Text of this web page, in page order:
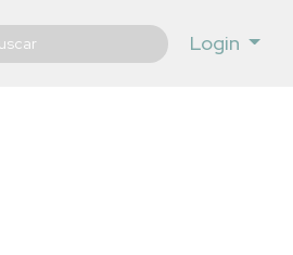
Login